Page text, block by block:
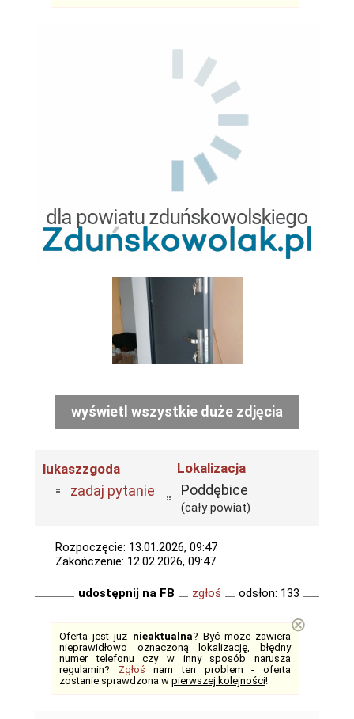
wyświetl wszystkie duże zdjęcia
lukaszzgoda
zadaj pytanie
Lokalizacja
Poddębice
(cały powiat)
Rozpoczęcie: 13.01.2026, 09:47
Zakończenie: 12.02.2026, 09:47
udostępnij na FB zgłoś odsłon: 133
Oferta jest już nieaktualna? Być może zawiera
nieprawidłowo oznaczoną lokalizację, błędny
numer telefonu czy w inny sposób narusza
regulamin? Zgłoś nam ten problem - oferta
zostanie sprawdzona w pierwszej kolejności!
⊗